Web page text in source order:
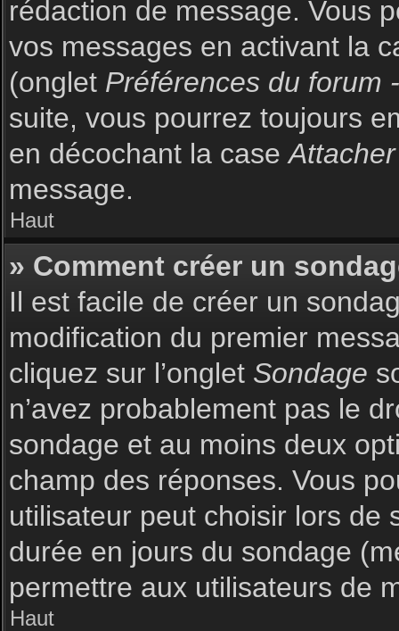
rédaction de message. Vous
vos messages en activant la
(onglet Préférences du forum
suite, vous pourrez toujours
en décochant la case
message.
Haut
» Comment créer un
Il est facile de créer un
modification du premier
cliquez sur l’onglet Sondage
n’avez probablement pas le
sondage et au moins deux
champ des réponses. Vous
utilisateur peut choisir lors de
durée en jours du sondage
permettre aux utilisateurs de
Haut